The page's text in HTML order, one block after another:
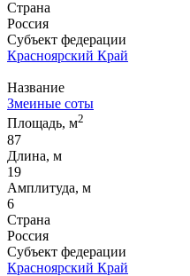
Страна
Россия
Субъект федерации
Красноярский Край
Название
Змеиные соты
Площадь, м2
87
Длина, м
19
Амплитуда, м
6
Страна
Россия
Субъект федерации
Красноярский Край